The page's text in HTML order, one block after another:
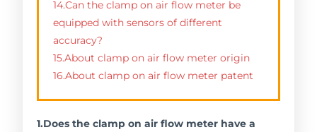
14.Can the clamp on air flow meter be
equipped with sensors of different
accuracy?
15.About clamp on air flow meter origin
16.About clamp on air flow meter patent
1.Does the clamp on air flow meter have a